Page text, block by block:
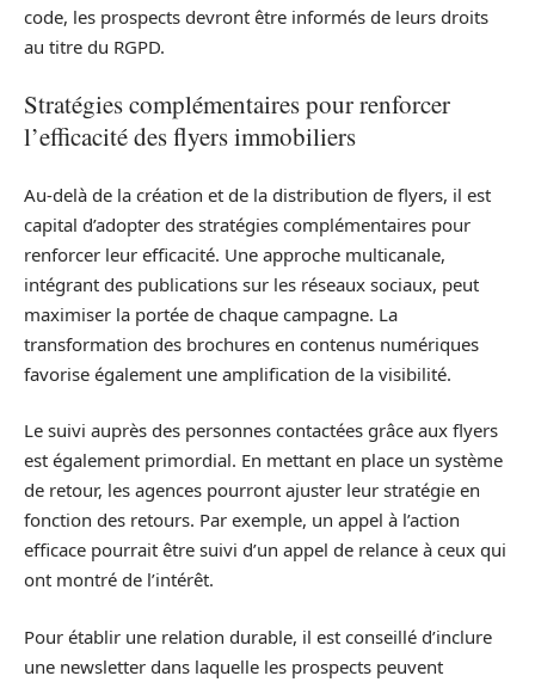
code, les prospects devront être informés de leurs droits
au titre du RGPD.
Stratégies complémentaires pour renforcer
l’efficacité des flyers immobiliers
Au-delà de la création et de la distribution de flyers, il est
capital d’adopter des stratégies complémentaires pour
renforcer leur efficacité. Une approche multicanale,
intégrant des publications sur les réseaux sociaux, peut
maximiser la portée de chaque campagne. La
transformation des brochures en contenus numériques
favorise également une amplification de la visibilité.
Le suivi auprès des personnes contactées grâce aux flyers
est également primordial. En mettant en place un système
de retour, les agences pourront ajuster leur stratégie en
fonction des retours. Par exemple, un appel à l’action
efficace pourrait être suivi d’un appel de relance à ceux qui
ont montré de l’intérêt.
Pour établir une relation durable, il est conseillé d’inclure
une newsletter dans laquelle les prospects peuvent